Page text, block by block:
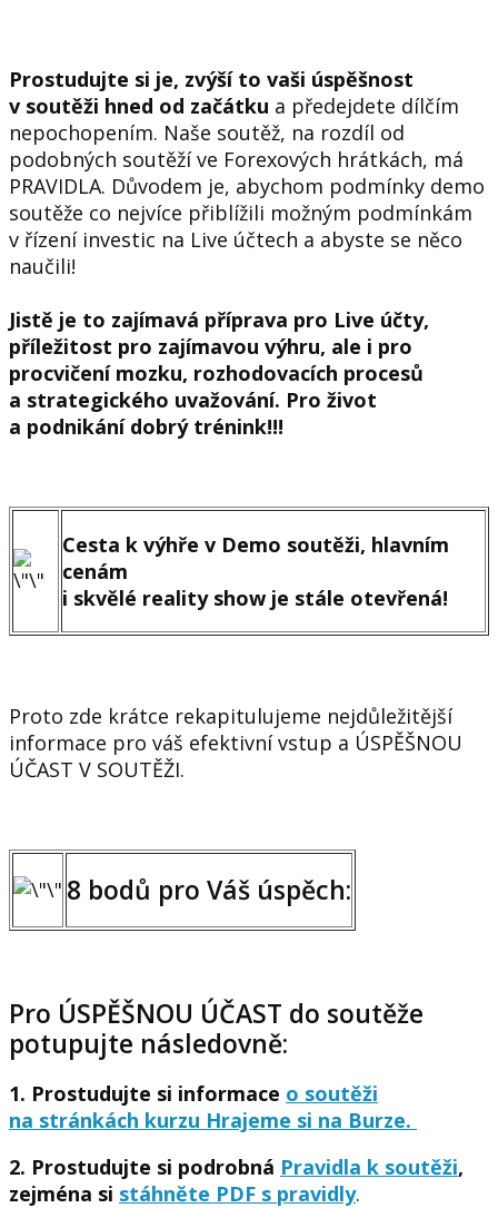
Prostudujte si je, zvýší to vaši úspěšnost
v soutěži hned od začátku a předejdete dílčím
nepochopením. Naše soutěž, na rozdíl od
podobných soutěží ve Forexových hrátkách, má
PRAVIDLA. Důvodem je, abychom podmínky demo
soutěže co nejvíce přiblížili možným podmínkám
v řízení investic na Live účtech a abyste se něco
naučili!
Jistě je to zajímavá příprava pro Live účty,
příležitost pro zajímavou výhru, ale i pro
procvičení mozku, rozhodovacích procesů
a strategického uvažování. Pro život
a podnikání dobrý trénink!!!
Cesta k výhře v Demo soutěži, hlavním
cenám
i skvělé reality show je stále otevřená!
Proto zde krátce rekapitulujeme nejdůležitější
informace pro váš efektivní vstup a ÚSPĚŠNOU
ÚČAST V SOUTĚŽI.
8 bodů pro Váš úspěch:
Pro ÚSPĚŠNOU ÚČAST do soutěže
potupujte následovně:
1. Prostudujte si informace o soutěži
na stránkách kurzu Hrajeme si na Burze.
2. Prostudujte si podrobná Pravidla k soutěži,
zejména si stáhněte PDF s pravidly.